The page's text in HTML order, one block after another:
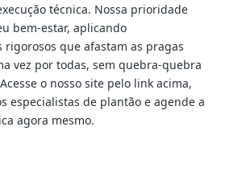
técnica. Nossa prioridade
bem-estar, aplicando
rigorosos que afastam as pragas
vez por todas, sem quebra-quebra
o nosso site pelo link acima,
especialistas de plantão e agende a
agora mesmo.